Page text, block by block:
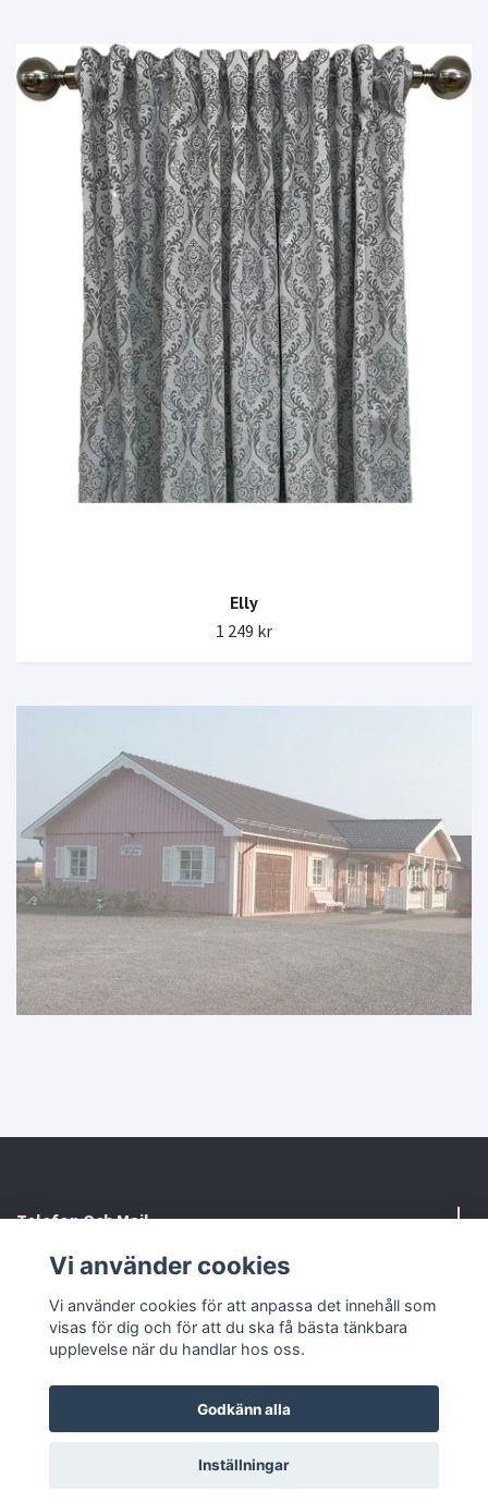
Elly
1 249 kr
Telefon Och Mail
Kontaktformulär
Sociala medier
© 2026 RosaHuset ButikenPowered by Quickbutik
Vi använder cookies
Vi använder cookies för att anpassa det innehåll som
visas för dig och för att du ska få bästa tänkbara
upplevelse när du handlar hos oss.
Godkänn alla
Inställningar